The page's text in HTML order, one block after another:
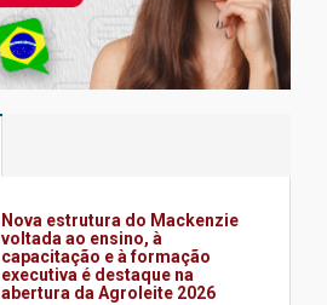
Nova estrutura do Mackenzie
voltada ao ensino, à
capacitação e à formação
executiva é destaque na
abertura da Agroleite 2026